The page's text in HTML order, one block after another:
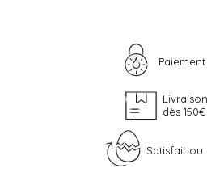
dès 150€
Satisfait ou